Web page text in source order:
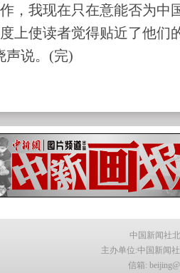
，我现在只在意能否为中
上使读者觉得贴近了他们
声说。(完)
中国新闻社
主办单位:中国新闻
信箱: